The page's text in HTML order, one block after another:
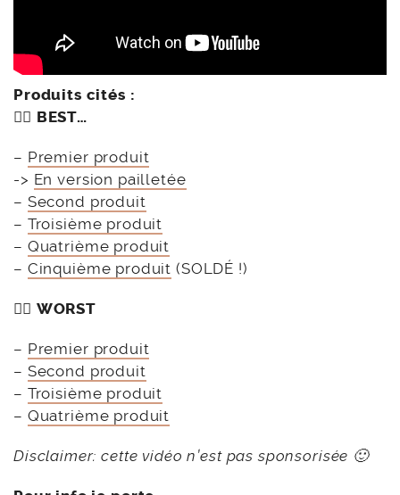
Produits cités :
👍🏻 BEST…
– Premier produit
-> En version pailletée
– Second produit
– Troisième produit
– Quatrième produit
– Cinquième produit (SOLDÉ !)
👎🏻 WORST
– Premier produit
– Second produit
– Troisième produit
– Quatrième produit
Disclaimer: cette vidéo n’est pas sponsorisée 🙂